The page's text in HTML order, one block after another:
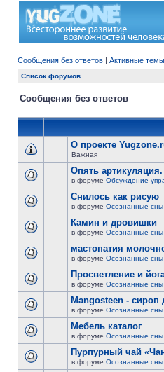
Сообщения без ответов | Активные темы
Список форумов
Сообщения без ответов
О проекте
Важная
Опять артикуляция.
в форуме Обсуждение
Снилось как рисую
в форуме Осознанные сны
Камин и дровишки
в форуме Осознанные сны
мастопатия
в форуме Осознанные сны
Просветление и
в форуме Осознанные сны
Mangosteen - сироп
в форуме Осознанные сны
Мебель каталог
в форуме Осознанные сны
Пурпурный чай
в форуме Осознанные сны